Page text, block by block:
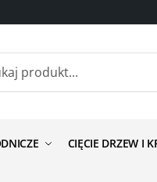
CIĘCIE DRZEW I
Zapytanie
Nazwa*